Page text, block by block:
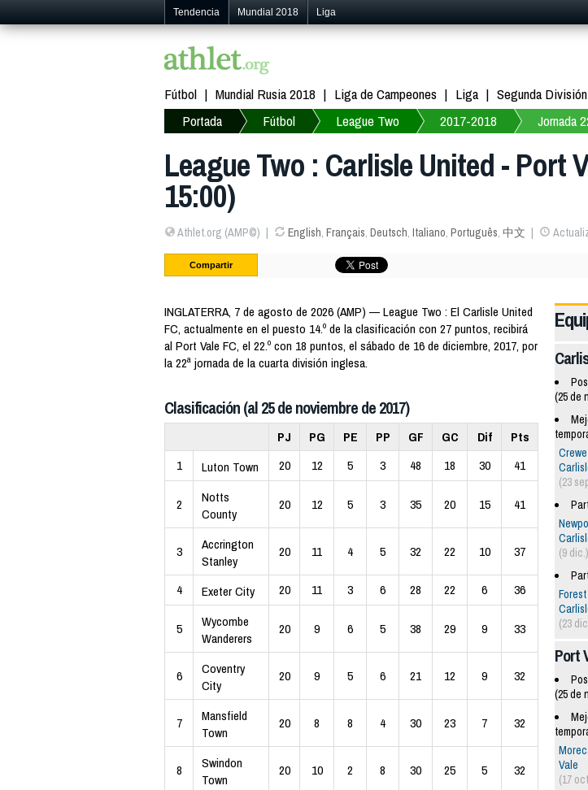
Tendencia Mundial 2018 Liga
Fútbol Mundial Rusia 2018 Liga de Campeones Liga Segunda División
Portada
Fútbol League Two 2017-2018 Jornada
League Two : Carlisle United - Port
15:00)
Athlet.org (AMP©) English, Français, Deutsch, Italiano, Português, 中文
Compartir
INGLATERRA, 7 de agosto de 2026 (AMP) — League Two : El Carlisle United
FC, actualmente en el puesto 14.º de la clasificación con 27 puntos, recibirá
al Port Vale FC, el 22.º con 18 puntos, el sábado de 16 de diciembre, 2017, por
la 22ª jornada de la cuarta división inglesa.
Clasificación (al 25 de noviembre de 2017)
PJ PG PE PP GF GC Dif
Pts
1
Luton Town 20 12 5 3 48 18 30 41
2
Notts
County
20 12 5 3 35 20 15 41
3
Accrington
Stanley
20 11 4 5 32 22 10 37
4 Exeter City 20 11 3 6 28 22 6 36
5
Wycombe
Wanderers
20 9 6 5 38 29 9 33
6
Coventry
City
20 9 5 6 21 12 9 32
7
Mansfield
Town
20 8 8 4 30 23 7 32
8
Swindon
Town
20 10 2 8 30 25 5 32
(25 de
(23
(9 dic.)
(23
Port
(25 de
Vale
(17